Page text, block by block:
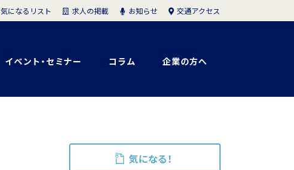
イベント・セミナー コラム 企業の方へ
気になるリスト 求人の掲載 お知らせ 交通アクセス
気になる！